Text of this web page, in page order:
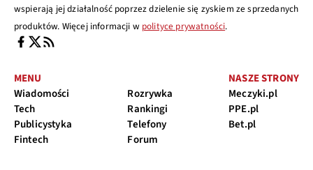
wspierają jej działalność poprzez dzielenie się zyskiem ze sprzedanych
produktów. Więcej informacji w polityce prywatności.
MENU
Wiadomości
Tech
Publicystyka
Fintech
Rozrywka
Rankingi
Telefony
Forum
NASZE STRONY
Meczyki.pl
PPE.pl
Bet.pl